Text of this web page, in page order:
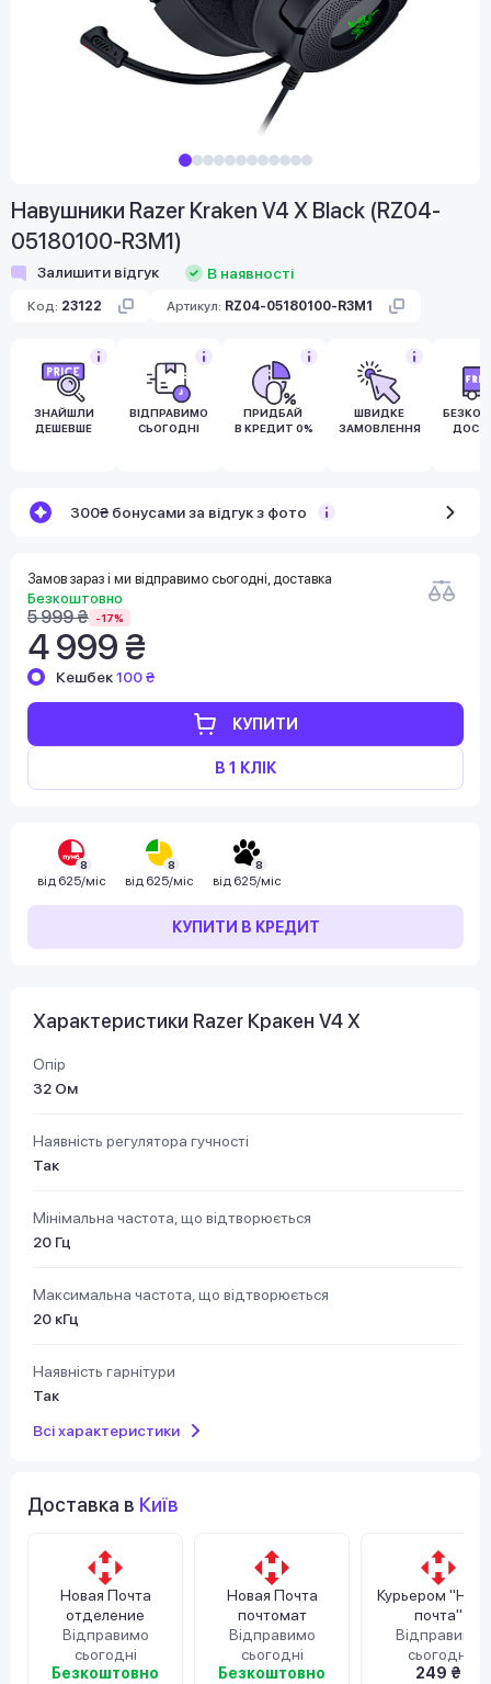
Навушники Razer Kraken V4 X Black (RZ04-
05180100-R3M1)
Залишити відгук В наявності
Код: 23122 Артикул: RZ04-05180100-R3M1
ЗНАЙШЛИ
ДЕШЕВШЕ
ВІДПРАВИМО
СЬОГОДНІ
ПРИДБАЙ
В КРЕДИТ 0%
ШВИДКЕ
ЗАМОВЛЕННЯ
300₴ бонусами за відгук з фото
Замов зараз і ми відправимо сьогодні, доставка
Безкоштовно
5 999 ₴ -17%
4 999 ₴
КУПИТИ
В 1 КЛІК
Кешбек100 ₴
8
від 625/міс
8
від 625/міс
8
від 625/міс
КУПИТИ В КРЕДИТ
Характеристики Razer Кракен V4 X
Опір
32 Ом
Наявність регулятора гучності
Так
Мінімальна частота, що відтворюється
20 Гц
Максимальна частота, що відтворюється
20 кГц
Наявність гарнітури
Так
Всі характеристики
Доставка в Київ
Новая Почта
отделение
Відправимо
сьогодні
Безкоштовно
Новая Почта
почтомат
Відправимо
сьогодні
Безкоштовно
Курьером
почта"
Відправимо
сьогодні
249 ₴